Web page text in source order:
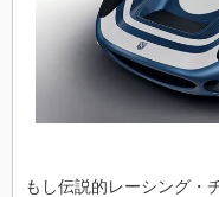
もし伝説的レーシング・